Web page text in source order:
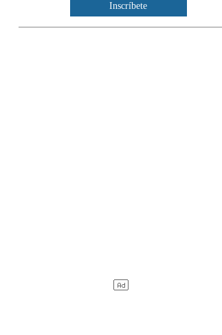
Inscríbete